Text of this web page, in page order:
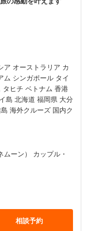
ア オーストラリア カ
ム シンガポール タイ
タヒチ ベトナム 香港
島 北海道 福岡県 大分
海外クルーズ 国内ク
ーン） カップル・
相談予約